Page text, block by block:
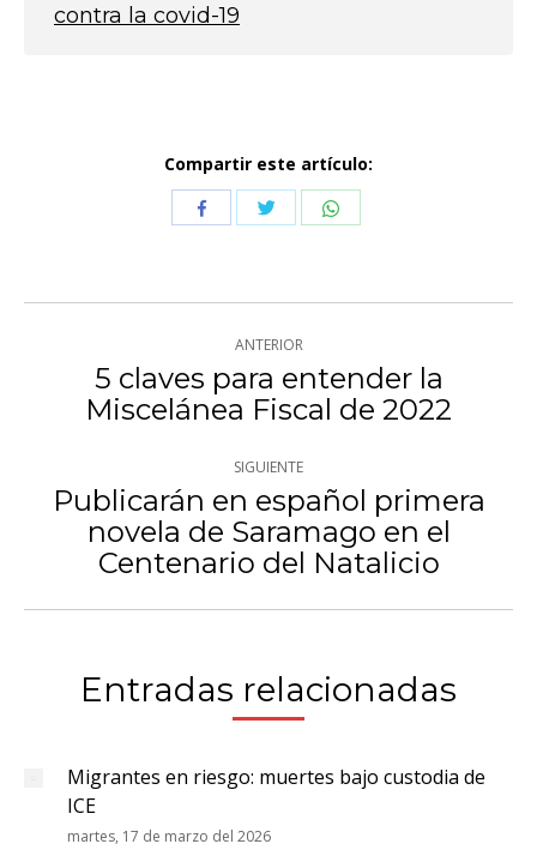
contra la covid-19
Compartir este artículo:
CompartirCompartirCompartir
Navegación
entre
publicaciones
ANTERIOR
Publicación
anterior:
5 claves para entender la
Miscelánea Fiscal de 2022
SIGUIENTE
Publicación
siguiente:
Publicarán en español primera
novela de Saramago en el
Centenario del Natalicio
Entradas relacionadas
Migrantes en riesgo: muertes bajo custodia de
ICE
martes, 17 de marzo del 2026